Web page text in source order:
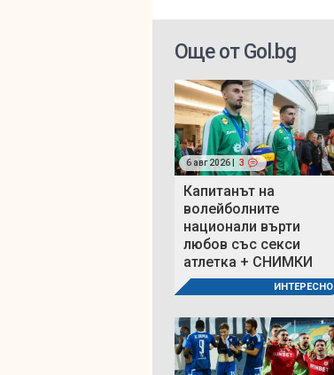
Още от Gol.bg
6 авг 2026 | 3
Капитанът на
волейболните
национали върти
любов със секси
атлетка + СНИМКИ
ИНТЕРЕСНО